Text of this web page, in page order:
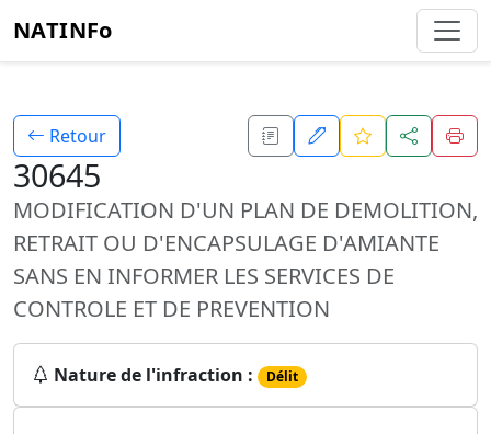
NATINFo
Retour
30645
MODIFICATION D'UN PLAN DE DEMOLITION,
RETRAIT OU D'ENCAPSULAGE D'AMIANTE
SANS EN INFORMER LES SERVICES DE
CONTROLE ET DE PREVENTION
Nature de l'infraction : Délit